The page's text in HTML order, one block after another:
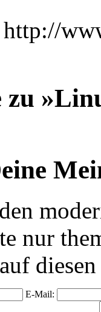
zu
nur
E-Mail: